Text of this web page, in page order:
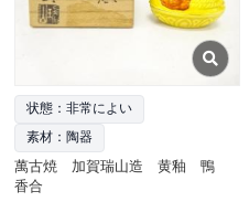
状態：非常によい
素材：陶器
萬古焼 加賀瑞山造 黄釉 鴨
香合